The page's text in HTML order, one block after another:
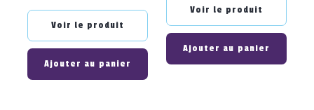
Voir le produit
Ajouter au panier
Voir le produit
Ajouter au panier